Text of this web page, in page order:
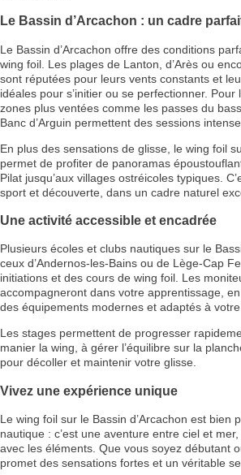
Le Bassin d’Arcachon : un cadre
Le Bassin d’Arcachon offre des conditions
wing foil. Les plages de Lanton, d’Arès ou
sont réputées pour leurs vents constants et
idéales pour s’initier ou se perfectionner.
zones plus ventées comme les passes du
Banc d’Arguin permettent des sessions
En plus des sensations de glisse, le wing foil
permet de profiter de panoramas
Pilat jusqu’aux villages ostréicoles typiques.
sport et découverte, dans un cadre naturel
Une activité accessible et encadrée
Plusieurs écoles et clubs nautiques sur le
ceux d’Andernos-les-Bains ou de Lège-Cap
initiations et des cours de wing foil. Les
accompagneront dans votre apprentissage,
des équipements modernes et adaptés à
Les stages permettent de progresser
manier la wing, à gérer l’équilibre sur la
pour décoller et maintenir votre glisse.
Vivez une expérience unique
Le wing foil sur le Bassin d’Arcachon est bien
nautique : c’est une aventure entre ciel et
avec les éléments. Que vous soyez débutant
promet des sensations fortes et un véritable